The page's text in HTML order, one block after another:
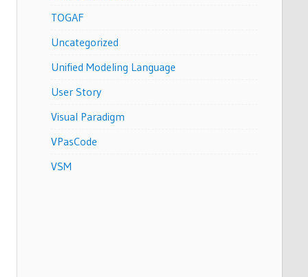
TOGAF
Uncategorized
Unified Modeling Language
User Story
Visual Paradigm
VPasCode
VSM